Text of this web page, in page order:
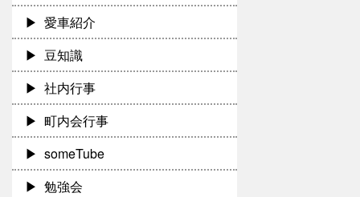
愛車紹介
豆知識
社内行事
町内会行事
someTube
勉強会